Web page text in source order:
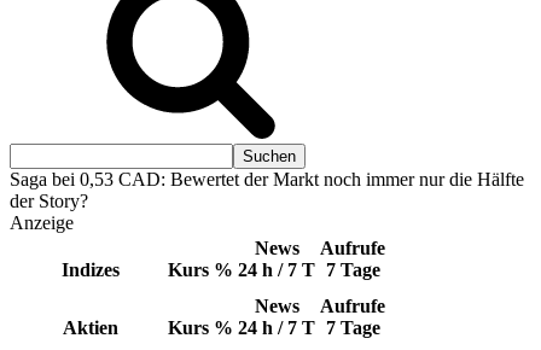
Saga bei 0,53 CAD: Bewertet der Markt noch immer nur die Hälfte
der Story?
Anzeige
Indizes Kurs %
News
24 h / 7 T
Aufrufe
7 Tage
Aktien Kurs %
News
24 h / 7 T
Aufrufe
7 Tage